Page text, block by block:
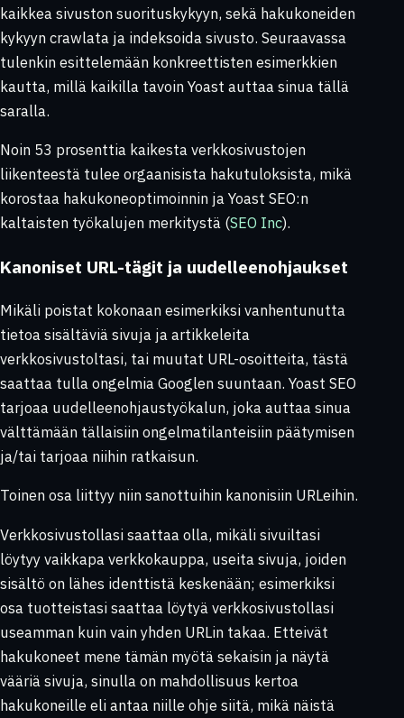
kaikkea sivuston suorituskykyyn, sekä hakukoneiden
kykyyn crawlata ja indeksoida sivusto. Seuraavassa
tulenkin esittelemään konkreettisten esimerkkien
kautta, millä kaikilla tavoin Yoast auttaa sinua tällä
saralla.
Noin 53 prosenttia kaikesta verkkosivustojen
liikenteestä tulee orgaanisista hakutuloksista, mikä
korostaa hakukoneoptimoinnin ja Yoast SEO:n
kaltaisten työkalujen merkitystä (SEO Inc).
Kanoniset URL-tägit ja uudelleenohjaukset
Mikäli poistat kokonaan esimerkiksi vanhentunutta
tietoa sisältäviä sivuja ja artikkeleita
verkkosivustoltasi, tai muutat URL-osoitteita, tästä
saattaa tulla ongelmia Googlen suuntaan. Yoast SEO
tarjoaa uudelleenohjaustyökalun, joka auttaa sinua
välttämään tällaisiin ongelmatilanteisiin päätymisen
ja/tai tarjoaa niihin ratkaisun.
Toinen osa liittyy niin sanottuihin kanonisiin URLeihin.
Verkkosivustollasi saattaa olla, mikäli sivuiltasi
löytyy vaikkapa verkkokauppa, useita sivuja, joiden
sisältö on lähes identtistä keskenään; esimerkiksi
osa tuotteistasi saattaa löytyä verkkosivustollasi
useamman kuin vain yhden URLin takaa. Etteivät
hakukoneet mene tämän myötä sekaisin ja näytä
vääriä sivuja, sinulla on mahdollisuus kertoa
hakukoneille eli antaa niille ohje siitä, mikä näistä